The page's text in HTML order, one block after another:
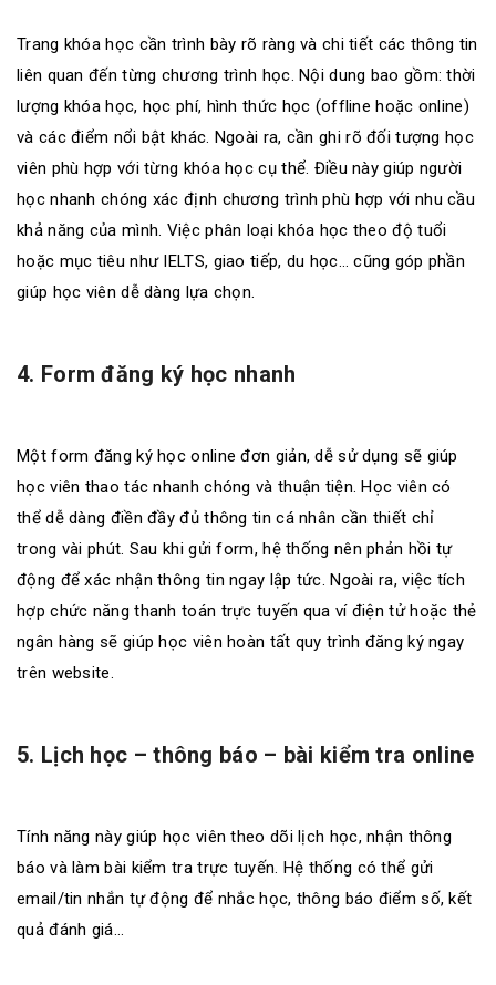
Trang khóa học cần trình bày rõ ràng và chi tiết các thông tin
liên quan đến từng chương trình học. Nội dung bao gồm: thời
lượng khóa học, học phí, hình thức học (offline hoặc online)
và các điểm nổi bật khác. Ngoài ra, cần ghi rõ đối tượng học
viên phù hợp với từng khóa học cụ thể. Điều này giúp người
học nhanh chóng xác định chương trình phù hợp với nhu cầu
khả năng của mình. Việc phân loại khóa học theo độ tuổi
hoặc mục tiêu như IELTS, giao tiếp, du học… cũng góp phần
giúp học viên dễ dàng lựa chọn.
4. Form đăng ký học nhanh
Một form đăng ký học online đơn giản, dễ sử dụng sẽ giúp
học viên thao tác nhanh chóng và thuận tiện. Học viên có
thể dễ dàng điền đầy đủ thông tin cá nhân cần thiết chỉ
trong vài phút. Sau khi gửi form, hệ thống nên phản hồi tự
động để xác nhận thông tin ngay lập tức. Ngoài ra, việc tích
hợp chức năng thanh toán trực tuyến qua ví điện tử hoặc thẻ
ngân hàng sẽ giúp học viên hoàn tất quy trình đăng ký ngay
trên website.
5. Lịch học – thông báo – bài kiểm tra online
Tính năng này giúp học viên theo dõi lịch học, nhận thông
báo và làm bài kiểm tra trực tuyến. Hệ thống có thể gửi
email/tin nhắn tự động để nhắc học, thông báo điểm số, kết
quả đánh giá…